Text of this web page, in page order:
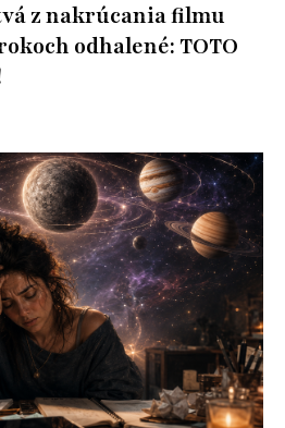
z nakrúcania filmu
odhalené: TOTO